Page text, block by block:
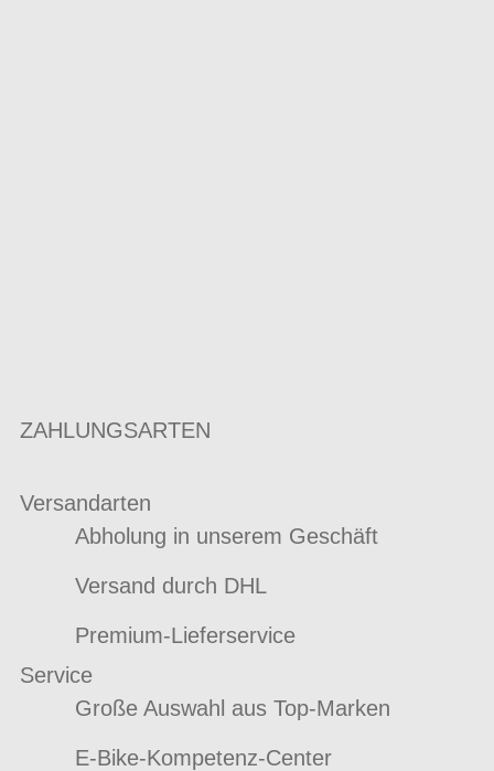
ZAHLUNGSARTEN
Versandarten
Abholung in unserem Geschäft
Versand durch DHL
Premium-Lieferservice
Service
Große Auswahl aus Top-Marken
E-Bike-Kompetenz-Center